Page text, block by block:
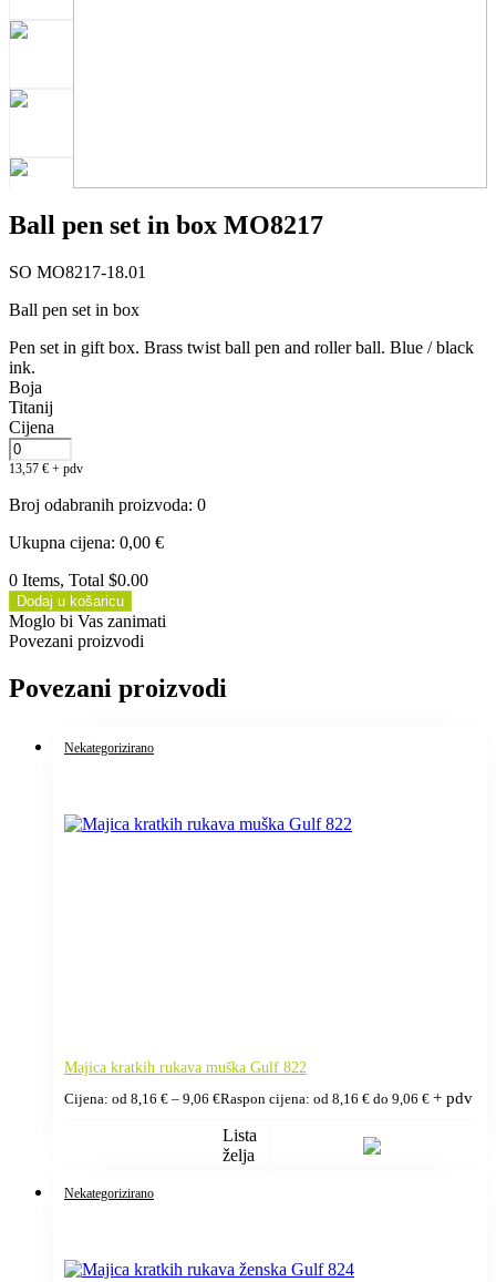
Ball pen set in box MO8217
SO MO8217-18.01
Ball pen set in box
Pen set in gift box. Brass twist ball pen and roller ball. Blue / black
ink.
Boja
Titanij
Cijena
13,57 € + pdv
Broj odabranih proizvoda: 0
Ukupna cijena: 0,00 €
0 Items, Total $0.00
Dodaj u košaricu
Moglo bi Vas zanimati
Povezani proizvodi
Povezani proizvodi
Nekategorizirano
Majica kratkih rukava muška Gulf 822
Cijena: od 8,16 € – 9,06 €Raspon cijena: od 8,16 € do 9,06 € + pdv
Lista
želja
Nekategorizirano